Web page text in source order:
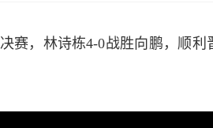
赛，林诗栋4-0战胜向鹏，顺